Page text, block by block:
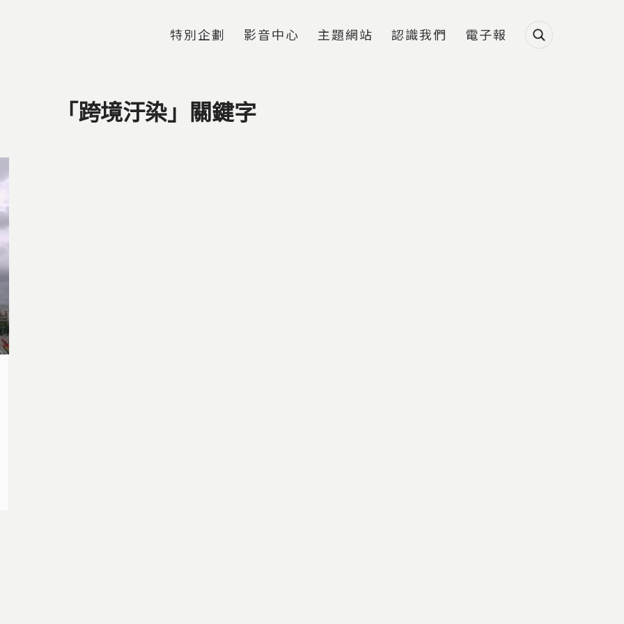
特別企劃 影音中心 主題網站 認識我們 電子報
「跨境汙染」關鍵字